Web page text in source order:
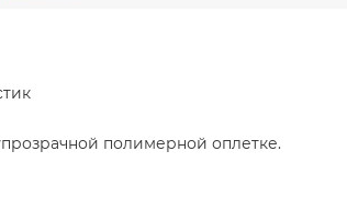
полимерной оплетке.